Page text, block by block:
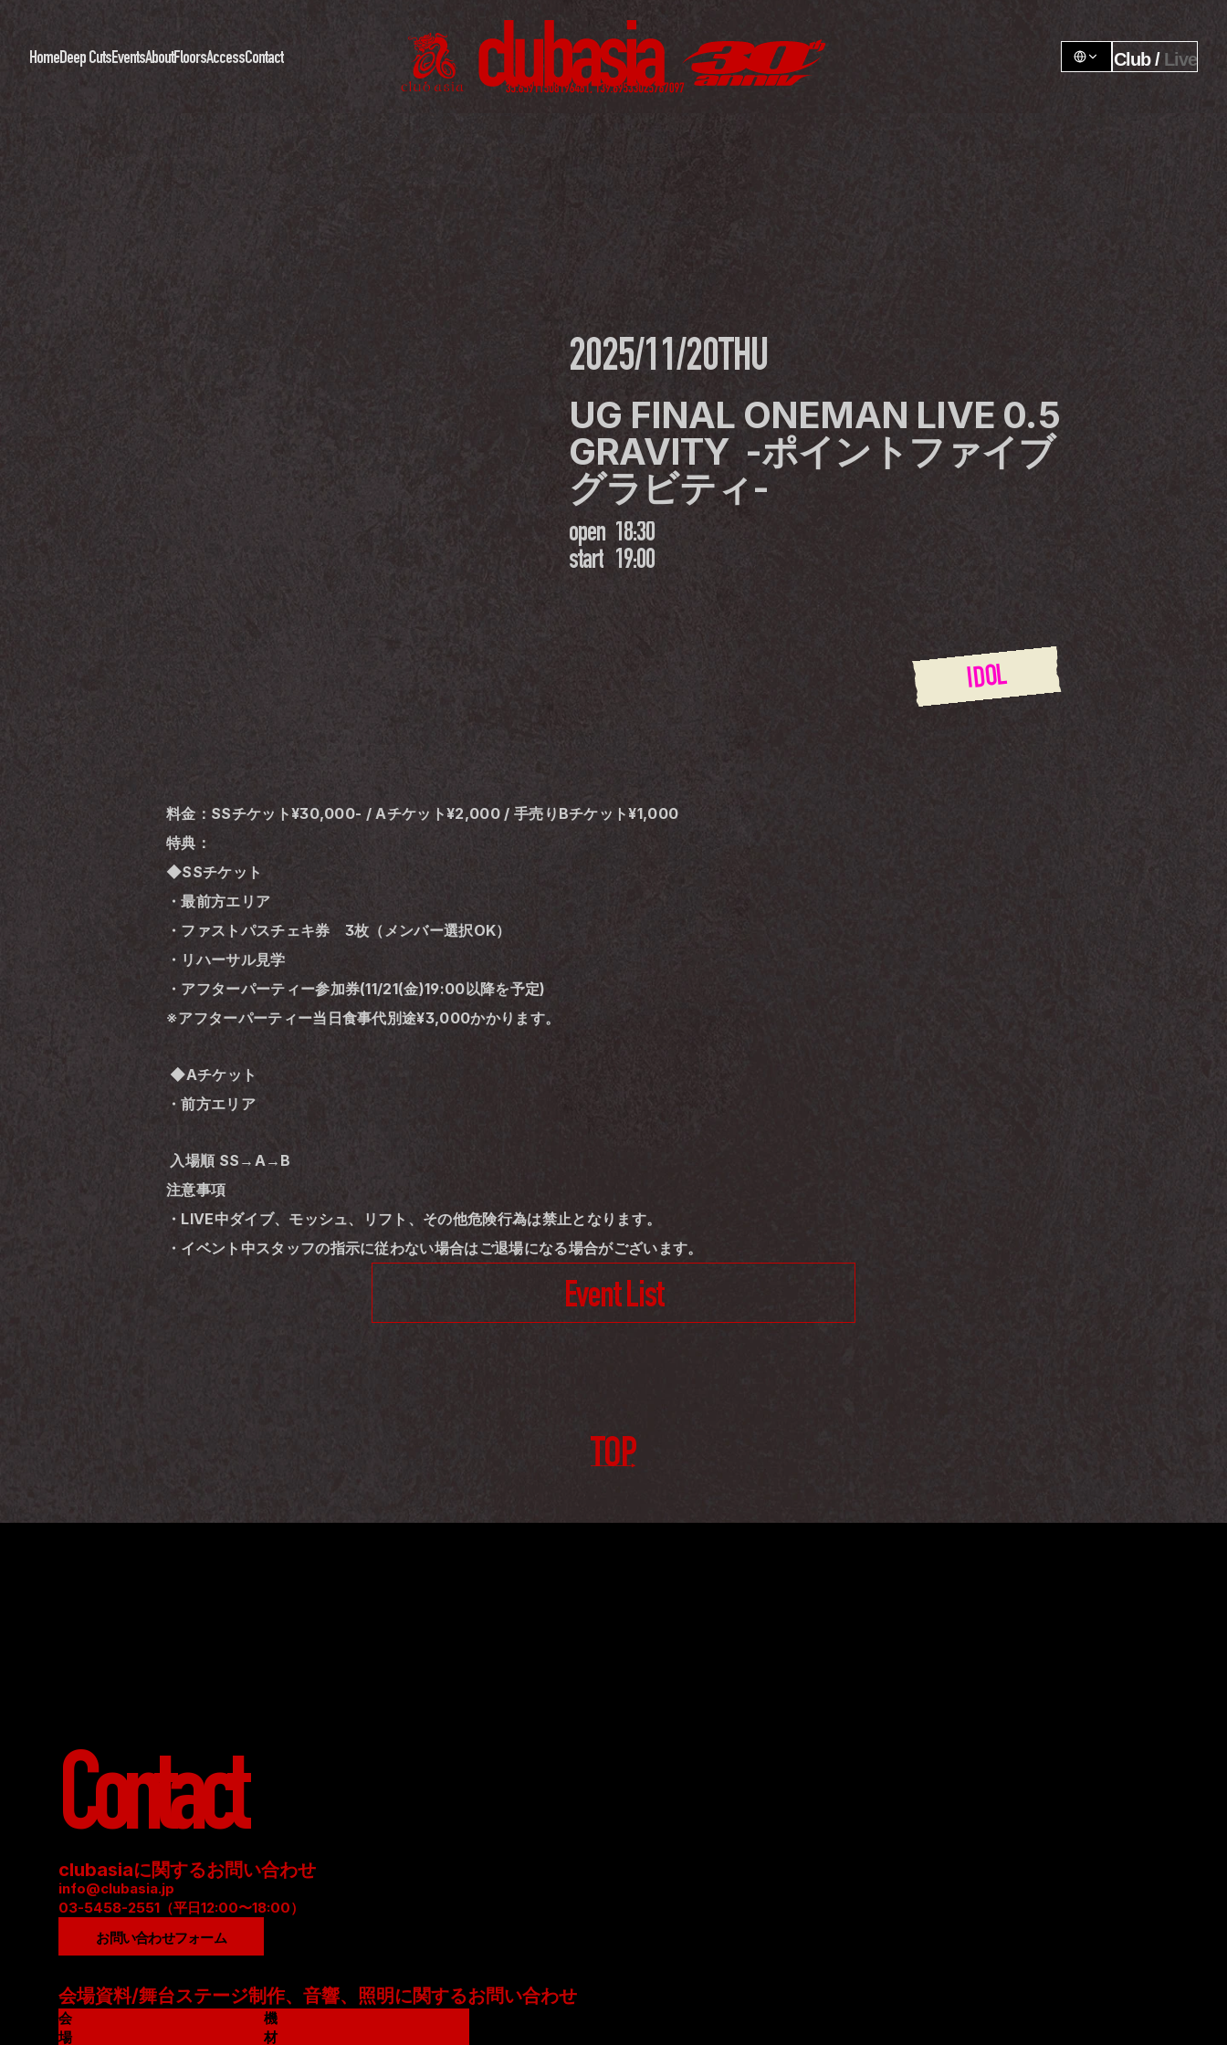
HomeDeep CutsEventsAboutFloorsAccessContact Club / Live
2025/11/20THU
UG FINAL ONEMAN LIVE 0.5
GRAVITY  -ポイントファイブ
グラビティ-
open 18:30
start 19:00
IDOL
料金：SSチケット¥30,000- / Aチケット¥2,000 / 手売りBチケット¥1,000
特典：
◆SSチケット
・最前方エリア
・ファストパスチェキ券　3枚（メンバー選択OK）
・リハーサル見学
・アフターパーティー参加券(11/21(金)19:00以降を予定)
※アフターパーティー当日食事代別途¥3,000かかります。
◆Aチケット
・前方エリア
入場順 SS→A→B
注意事項
・LIVE中ダイブ、モッシュ、リフト、その他危険行為は禁止となります。
・イベント中スタッフの指示に従わない場合はご退場になる場合がございます。
Event List
TOP
Contact
clubasiaに関するお問い合わせ
info@clubasia.jp
03-5458-2551（平日12:00〜18:00）
お問い合わせフォーム
会場資料/舞台ステージ制作、音響、照明に関するお問い合わせ
会
場
機
材